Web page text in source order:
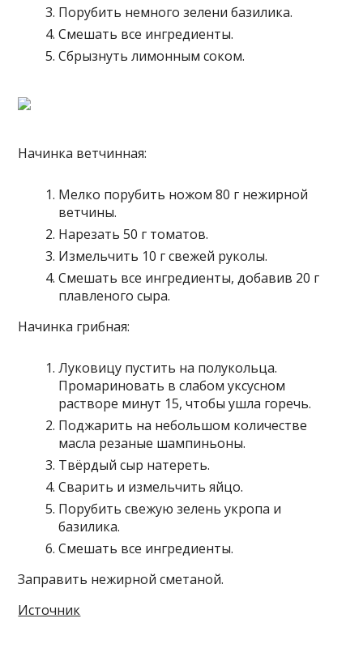
Порубить немного зелени базилика.
Смешать все ингредиенты.
Сбрызнуть лимонным соком.
Начинка ветчинная:
Мелко порубить ножом 80 г нежирной
ветчины.
Нарезать 50 г томатов.
Измельчить 10 г свежей руколы.
Смешать все ингредиенты, добавив 20 г
плавленого сыра.
Начинка грибная:
Луковицу пустить на полукольца.
Промариновать в слабом уксусном
растворе минут 15, чтобы ушла горечь.
Поджарить на небольшом количестве
масла резаные шампиньоны.
Твёрдый сыр натереть.
Сварить и измельчить яйцо.
Порубить свежую зелень укропа и
базилика.
Смешать все ингредиенты.
Заправить нежирной сметаной.
Источник